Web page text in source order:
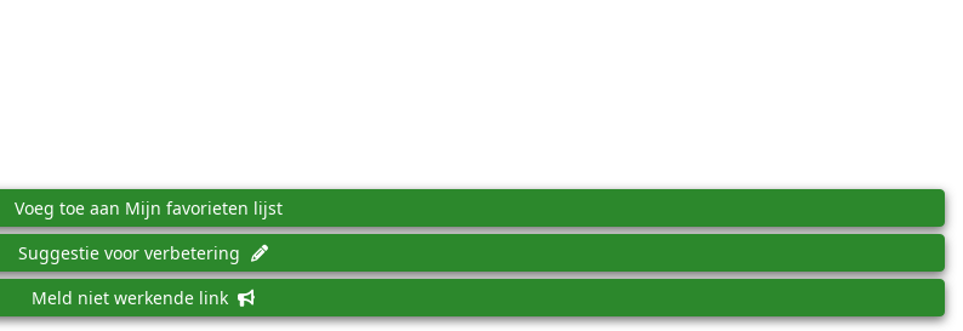
Voeg toe aan Mijn favorieten lijst
Suggestie voor verbetering
Meld niet werkende link